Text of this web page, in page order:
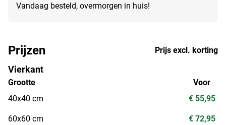
Vandaag besteld, overmorgen in huis!
Prijzen Prijs excl. korting
Vierkant
Grootte
40x40 cm
60x60 cm
Voor
€ 55,95
€ 72,95